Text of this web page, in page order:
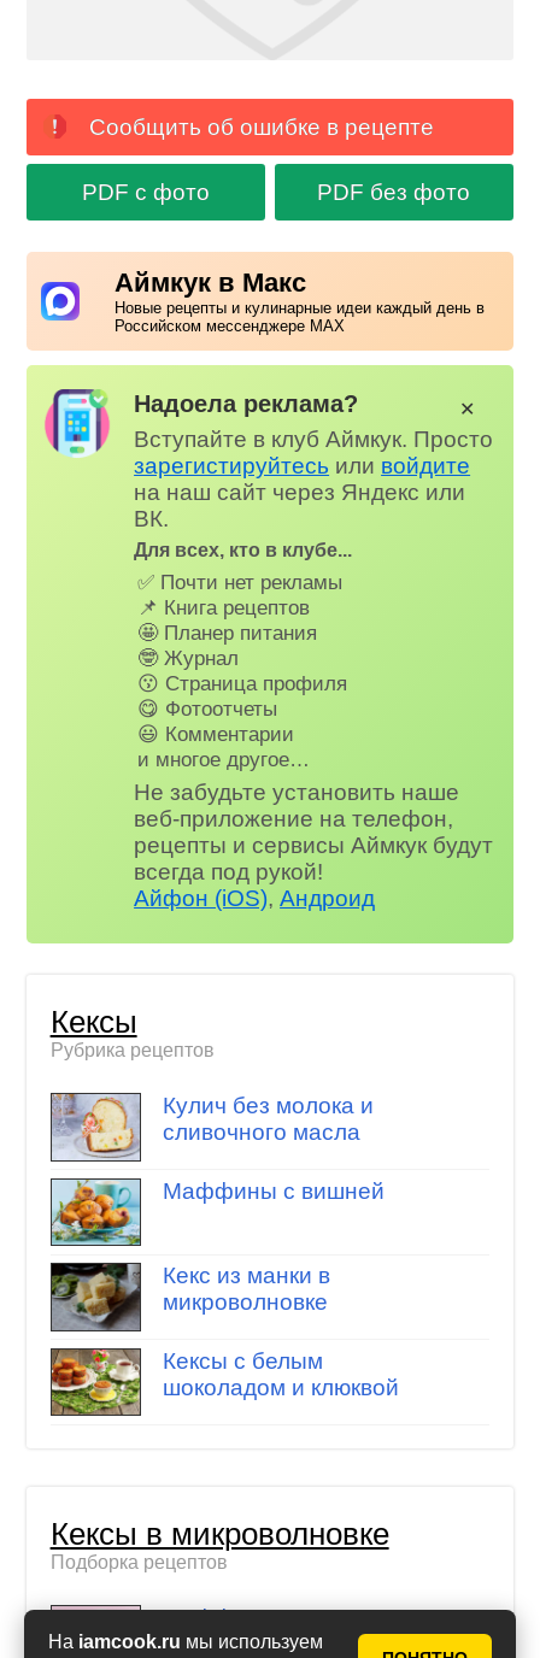
На iamcook.ru мы используем
Сообщить об ошибке в рецепте
PDF с фото PDF без фото
Аймкук в Макс
Новые рецепты и кулинарные идеи каждый день в
Российском мессенджере MAX
Надоела реклама?
Вступайте в клуб Аймкук. Просто
зарегистируйтесь или войдите
на наш сайт через Яндекс или
ВК.
Для всех, кто в клубе...
✅ Почти нет рекламы
📌 Книга рецептов
🤩 Планер питания
🤓 Журнал
😗 Страница профиля
😋 Фотоотчеты
😃 Комментарии
и многое другое…
Не забудьте установить наше
веб-приложение на телефон,
рецепты и сервисы Аймкук будут
всегда под рукой!
Айфон (iOS),Андроид
✕
Кексы
Рубрика рецептов
Кулич без молока и
сливочного масла
Маффины с вишней
Кекс из манки в
микроволновке
Кексы с белым
шоколадом и клюквой
Кексы в микроволновке
Подборка рецептов
Маффины в
микроволновке